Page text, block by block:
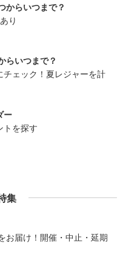
からいつまで？
り
らいつまで？
ェック！夏レジャーを計
ー
トを探す
集
お届け！開催・中止・延期